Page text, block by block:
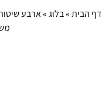
דף הבית»בלוג»ארבע